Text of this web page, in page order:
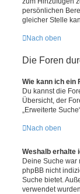
persönlichen
gleicher Stelle
Nach oben
Die Foren
Wie kann ich ein
Du kannst die
Übersicht, der
„Erweiterte
Nach oben
Weshalb erhalte
Deine Suche war
phpBB nicht
Suche bietet.
verwendet